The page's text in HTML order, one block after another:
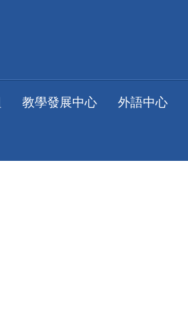
教學發展中心 外語中心